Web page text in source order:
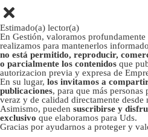
Estimado(a) lector(a)
En Gestión, valoramos
realizamos para mantenerlos
no está permitido, reproducir,
o parcialmente los contenidos que
autorizacion previa y expresa de
En su lugar, los invitamos a
publicaciones, para que más
veraz y de calidad directamente desde
Asimismo, pueden suscribirse y
exclusivo que elaboramos para Uds.
Gracias por ayudarnos a proteger y